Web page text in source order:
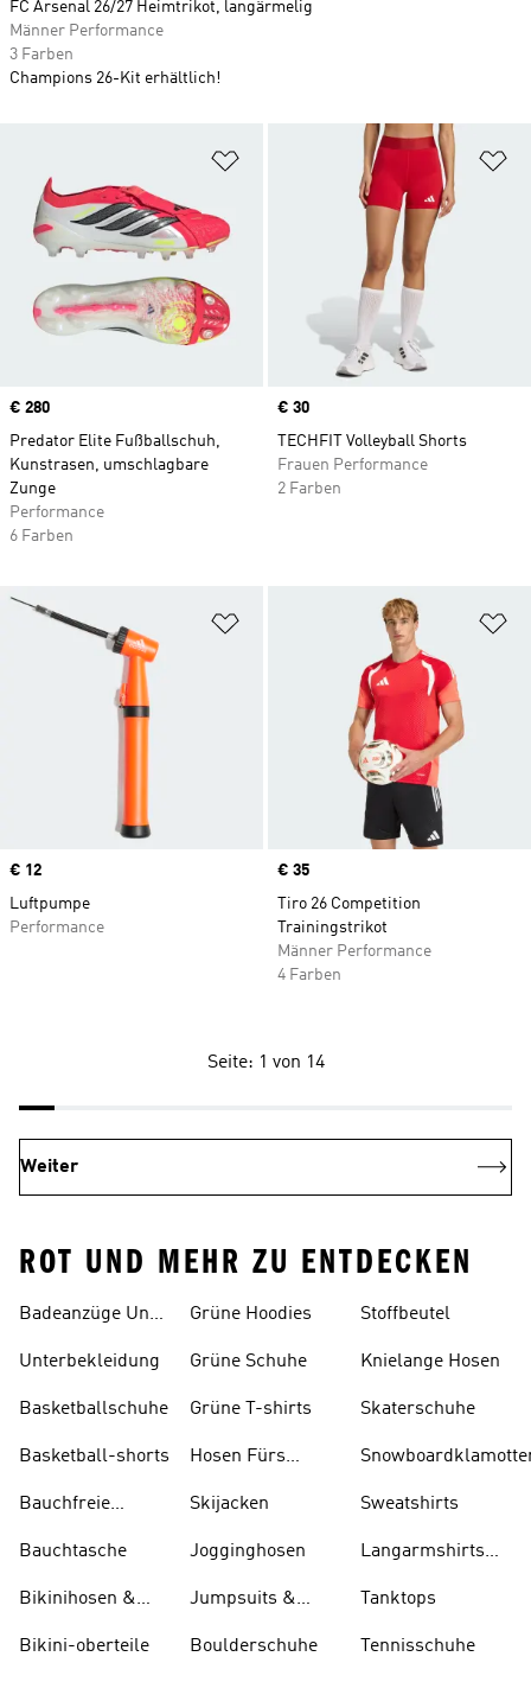
Zur Wunschliste hinzufügen
Price
€ 280
Predator Elite Fußballschuh,
Kunstrasen, umschlagbare
Zunge
Performance
6 Farben
Price
€ 30
TECHFIT Volleyball Shorts
Frauen Performance
2 Farben
Zur Wunschliste hinzufügen
Price
€ 12
Luftpumpe
Performance
Price
€ 35
Tiro 26 Competition
Trainingstrikot
Männer Performance
4 Farben
FC Arsenal 26/27 Heimtrikot, langärmelig
Männer Performance
3 Farben
Champions 26-Kit erhältlich!
Seite: 1 von 14
Weiter
ROT UND MEHR ZU ENTDECKEN
Badeanzüge Und
Unterbekleidung
Basketballschuhe
Basketball-shorts
Bauchfreie
Bauchtasche
Bikinihosen &
Bikini-oberteile
Grüne Hoodies
Grüne Schuhe
Grüne T-shirts
Hosen Fürs
Skijacken
Jogginghosen
Jumpsuits &
Boulderschuhe
Stoffbeutel
Knielange Hosen
Skaterschuhe
Sweatshirts
Langarmshirts
Tanktops
Tennisschuhe